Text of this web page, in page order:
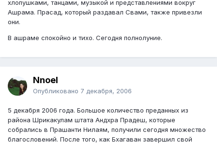
хлопушками, танцами, музыкой и представлениями вокруг
Ашрама. Прасад, который раздавал Свами, также привезли
они.
В ашраме спокойно и тихо. Сегодня полнолуние.
Nnoel
Опубликовано 7 декабря, 2006
5 декабря 2006 года. Большое количество преданных из
района Шрикакулам штата Андхра Прадеш, которые
собрались в Прашанти Нилаям, получили сегодня множество
благословений. После того, как Бхагаван завершил свой